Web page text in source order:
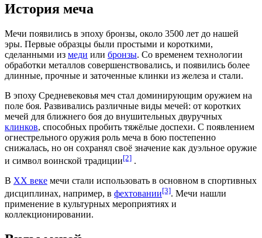
История меча
Мечи появились в эпоху бронзы, около 3500 лет до нашей
эры. Первые образцы были простыми и короткими,
сделанными из меди или бронзы. Со временем технологии
обработки металлов совершенствовались, и появились более
длинные, прочные и заточенные клинки из железа и стали.
В эпоху Средневековья меч стал доминирующим оружием на
поле боя. Развивались различные виды мечей: от коротких
мечей для ближнего боя до внушительных двуручных
клинков, способных пробить тяжёлые доспехи. С появлением
огнестрельного оружия роль меча в бою постепенно
снижалась, но он сохранял своё значение как дуэльное оружие
и символ воинской традиции[2] .
В XX веке мечи стали использовать в основном в спортивных
дисциплинах, например, в фехтовании[3]. Мечи нашли
применение в культурных мероприятиях и
коллекционировании.